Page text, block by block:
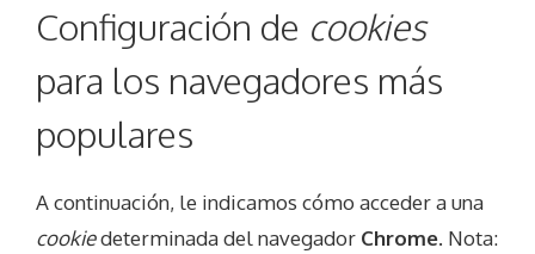
Configuración de cookies
para los navegadores más
populares
A continuación, le indicamos cómo acceder a una
cookiedeterminada del navegador Chrome. Nota: